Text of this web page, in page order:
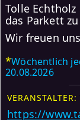
Tolle
das Parkett
Wir freuen
*Wöchentlich
20.08.2026
https://